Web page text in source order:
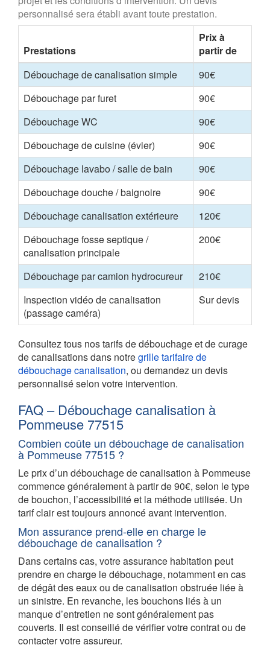
personnalisé sera établi avant toute prestation.
Prestations
Prix à
partir de
Débouchage de canalisation simple
90€
Débouchage par furet
90€
Débouchage WC
90€
Débouchage de cuisine (évier)
90€
Débouchage lavabo / salle de bain
90€
Débouchage douche / baignoire
90€
Débouchage canalisation extérieure
120€
Débouchage fosse septique /
canalisation principale
200€
Débouchage par camion hydrocureur
210€
Inspection vidéo de canalisation
(passage caméra)
Sur devis
Consultez tous nos tarifs de débouchage et de curage
de canalisations dans notregrille tarifaire de
débouchage canalisation, ou demandez un devis
personnalisé selon votre intervention.
FAQ – Débouchage canalisation à
Pommeuse 77515
Combien coûte un débouchage de canalisation
à Pommeuse 77515 ?
Le prix d’un débouchage de canalisation à Pommeuse
commence généralement à partir de 90€, selon le type
de bouchon, l’accessibilité et la méthode utilisée. Un
tarif clair est toujours annoncé avant intervention.
Mon assurance prend-elle en charge le
débouchage de canalisation ?
Dans certains cas, votre assurance habitation peut
prendre en charge le débouchage, notamment en cas
de dégât des eaux ou de canalisation obstruée liée à
un sinistre. En revanche, les bouchons liés à un
manque d’entretien ne sont généralement pas
couverts. Il est conseillé de vérifier votre contrat ou de
contacter votre assureur.